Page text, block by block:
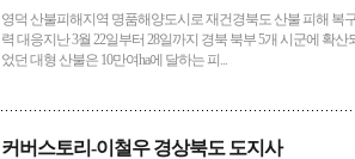
영덕 산불피해지역 명품해양도시로 재건경북도 산불 피해 복
력 대응지난 3월 22일부터 28일까지 경북 북부 5개 시군에 확산
었던 대형 산불은 10만여ha에 달하는 피...
커버스토리-이철우 경상북도 도지사